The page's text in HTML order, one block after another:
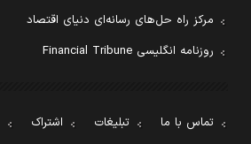
مرکز راه حل‌های رسانه‌ای دنیای اقتصاد
روزنامه انگلیسی Financial Tribune
تماس با ما تبلیغات اشتراک